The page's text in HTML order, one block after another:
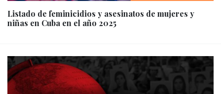
Listado de feminicidios y asesinatos de mujeres y
niñas en Cuba en el año 2025